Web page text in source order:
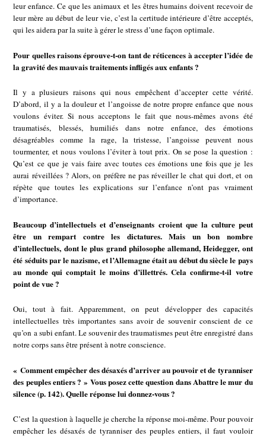
leur enfance. Ce que les animaux et les êtres humains doivent recevoir de
leur mère au début de leur vie, c’est la certitude intérieure d’être acceptés,
qui les aidera par la suite à gérer le stress d’une façon optimale.
Pour quelles raisons éprouve-t-on tant de réticences à accepter l’idée de
la gravité des mauvais traitements infligés aux enfants ?
Il y a plusieurs raisons qui nous empêchent d’accepter cette vérité.
D’abord, il y a la douleur et l’angoisse de notre propre enfance que nous
voulons éviter. Si nous acceptons le fait que nous-mêmes avons été
traumatisés, blessés, humiliés dans notre enfance, des émotions
désagréables comme la rage, la tristesse, l’angoisse peuvent nous
tourmenter, et nous voulons l’éviter à tout prix. On se pose la question :
Qu’est ce que je vais faire avec toutes ces émotions une fois que je les
aurai réveillées ? Alors, on préfère ne pas réveiller le chat qui dort, et on
répète que toutes les explications sur l’enfance n’ont pas vraiment
d’importance.
Beaucoup d’intellectuels et d’enseignants croient que la culture peut
être un rempart contre les dictatures. Mais un bon nombre
d’intellectuels, dont le plus grand philosophe allemand, Heidegger, ont
été séduits par le nazisme, et l’Allemagne était au début du siècle le pays
au monde qui comptait le moins d’illettrés. Cela confirme-t-il votre
point de vue ?
Oui, tout à fait. Apparemment, on peut développer des capacités
intellectuelles très importantes sans avoir de souvenir conscient de ce
qu’on a subi enfant. Le souvenir des traumatismes peut être enregistré dans
notre corps sans être présent à notre conscience.
« Comment empêcher des désaxés d’arriver au pouvoir et de tyranniser
des peuples entiers ? » Vous posez cette question dans Abattre le mur du
silence (p. 142). Quelle réponse lui donnez-vous ?
C’est la question à laquelle je cherche la réponse moi-même. Pour pouvoir
empêcher les désaxés de tyranniser des peuples entiers, il faut vouloir